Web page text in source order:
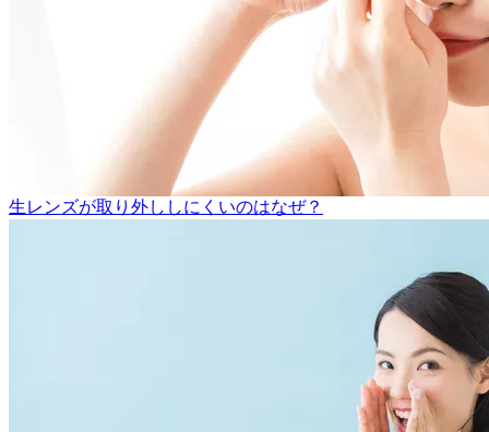
生レンズが取り外ししにくいのはなぜ？